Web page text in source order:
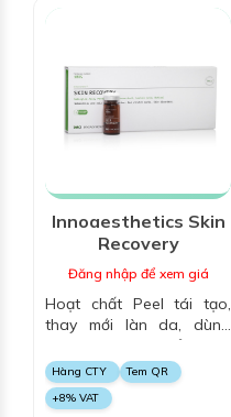
Innoaesthetics Skin
Recovery
Đăng nhập để xem giá
Hoạt chất Peel tái tạo,
thay mới làn da, dùng
cho mụn bọc, mủ sưng
viêm, giúp thu nhỏ lỗ chân
lông, trắng sáng, trẻ hóa
da
Hàng CTY
Tem QR
+8% VAT